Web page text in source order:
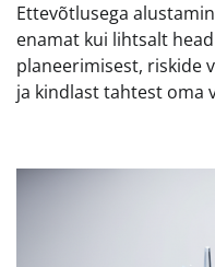
Ettevõtlusega
enamat kui lihtsalt
planeerimisest, riskide
ja kindlast tahtest oma